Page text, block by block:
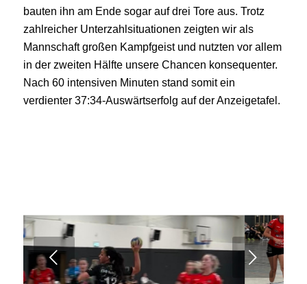
bauten ihn am Ende sogar auf drei Tore aus. Trotz
zahlreicher Unterzahlsituationen zeigten wir als
Mannschaft großen Kampfgeist und nutzten vor allem
in der zweiten Hälfte unsere Chancen konsequenter.
Nach 60 intensiven Minuten stand somit ein
verdienter 37:34-Auswärtserfolg auf der Anzeigetafel.
Weiter